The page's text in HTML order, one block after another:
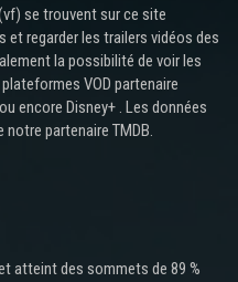
se trouvent sur ce site
et regarder les trailers vidéos des
la possibilité de voir les
VOD partenaire
encore Disney+ . Les données
partenaire TMDB.
atteint des sommets de 89 %